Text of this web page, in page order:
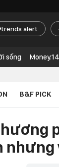
trends alert
sống Money.14
B&F PICK